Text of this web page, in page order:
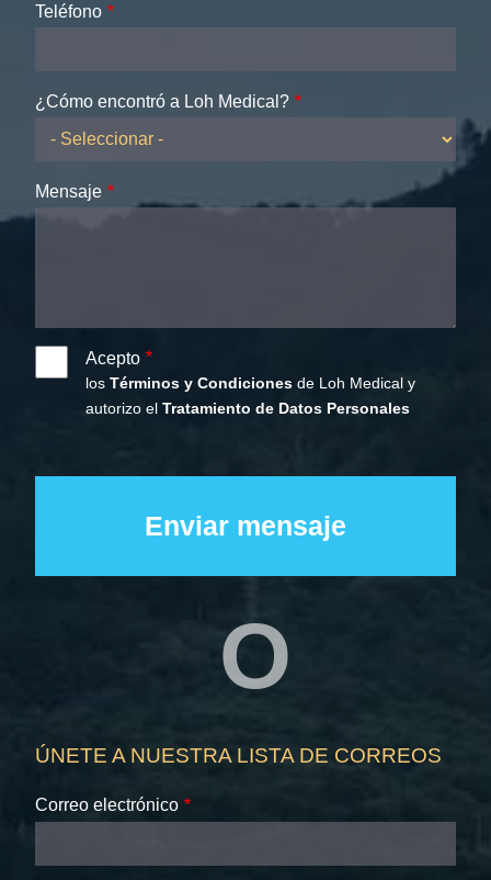
Teléfono
¿Cómo encontró a Loh Medical?
Mensaje
Acepto
losTérminos y Condiciones de Loh Medical y
autorizo elTratamiento de Datos Personales
O
ÚNETE A NUESTRA LISTA DE CORREOS
Correo electrónico